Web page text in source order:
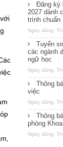
Đăng ký
2027 dành
trình chuẩn
Ngày đăng:
Tuyển
các ngành
ngữ học
Ngày đăng:
Thông
việc
Ngày đăng:
Thông
phòng
Ngày đăng: